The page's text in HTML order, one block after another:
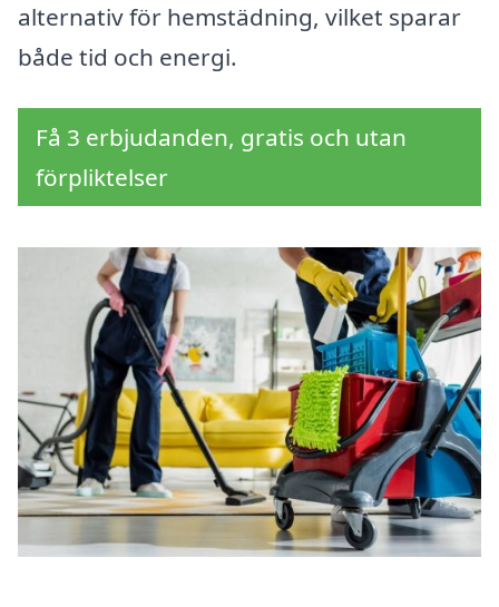
alternativ för hemstädning, vilket sparar
både tid och energi.
Få 3 erbjudanden, gratis och utan
förpliktelser